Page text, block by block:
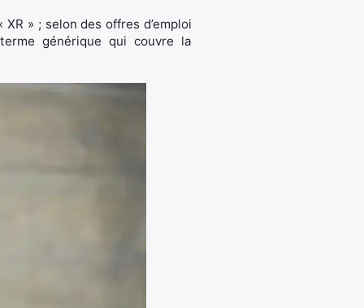
» ; selon des offres d’emploi
générique qui couvre la